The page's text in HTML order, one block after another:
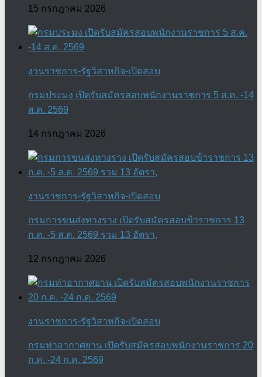
15 กรกฎาคม 2026
งานราชการ-รัฐวิสาหกิจ-เปิดสอบ
กรมประมง เปิดรับสมัครสอบพนักงานราชการ 5 ส.ค. -14
ส.ค. 2569
14 กรกฎาคม 2026
งานราชการ-รัฐวิสาหกิจ-เปิดสอบ
กรมการขนส่งทางราง เปิดรับสมัครสอบข้าราชการ 13
ก.ค. -5 ส.ค. 2569 รวม 13 อัตรา,
12 กรกฎาคม 2026
งานราชการ-รัฐวิสาหกิจ-เปิดสอบ
กรมท่าอากาศยาน เปิดรับสมัครสอบพนักงานราชการ 20
ก.ค. -24 ก.ค. 2569